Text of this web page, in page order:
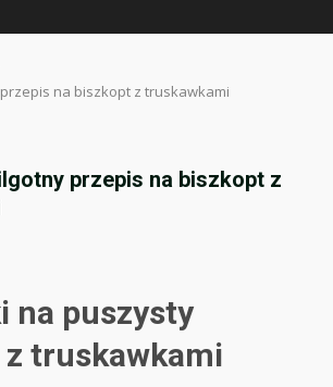
na biszkopt z truskawkami
przepis na biszkopt z
na puszysty
truskawkami